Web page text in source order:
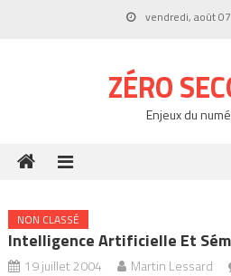
vendredi, août
ZÉRO
Enjeux du
NON CLASSÉ
Intelligence Artificielle Et
19 juillet 2004 Martin Lessard